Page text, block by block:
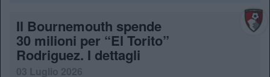
Il Bournemouth spende
30 milioni per “El Torito”
Rodriguez. I dettagli